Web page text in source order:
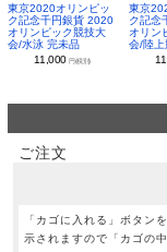
東京2020オリンピッ
ク記念千円銀貨 2020
オリンピック競技大
会/水泳 完未品
11,000円(税別)
東京
ク記念
オリン
会/陸上
ご注文
「カゴに入れる」ボタン
示されますので「カゴの